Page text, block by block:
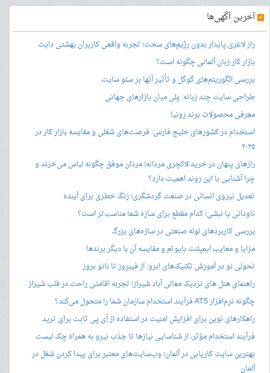
»آخرین آگهی‌ها
راز لاغری پایدار بدون رژیم‌های سخت؛ تجربه واقعی کاربران بهشتی دایت
بازار کار زبان آلمانی چگونه است؟
بررسی الگوریتم‌های گوگل و تأثیر آنها بر سئو سایت
طراحی سایت چند زبانه: پلی میان بازارهای جهانی
معرفی محصولات برند رونیا
استخدام در کشورهای خلیج فارس: فرصت‌های شغلی و مقایسه بازار کار در
۲۰۲۵
رازهای پنهان در خرید لاکچری مردانه؛ مردان موفق چگونه لباس می‌خرند و
چرا آشنایی با این روند اهمیت دارد؟
تعدیل نیروی انسانی در صنعت گردشگری؛ زنگ خطری برای آینده
ناودانی یا نبشی؛ کدام مقطع برای سازه شما مناسب‌تر است؟
بررسی کاربردهای لوله صنعتی در سازه‌های بزرگ
مزایا و معایب ایمپلنت بایوتم و مقایسه آن با دیگر برندها
تحولی نو در آموزش تکنیک‌های ابرو: از فیبروز تا نانو بروز
راهنمای هتل های نزدیک معالی آباد شیراز؛ تجربه اقامتی راحت در قلب شیراز
چگونه نرم‌افزار ATS فرآیند استخدام سازمان شما را متحول می‌کند؟
راهکارهای نوین برای افزایش امنیت در استفاده از آی پی ثابت برای ترید
فرآیند استخدام مؤثر، از شناسایی نیازها تا جذب نیرو به همراه چک لیست
بهترین سایت کاریابی در آلمان؛ وب‌سایت‌های معتبر برای پیدا کردن شغل در
آلمان